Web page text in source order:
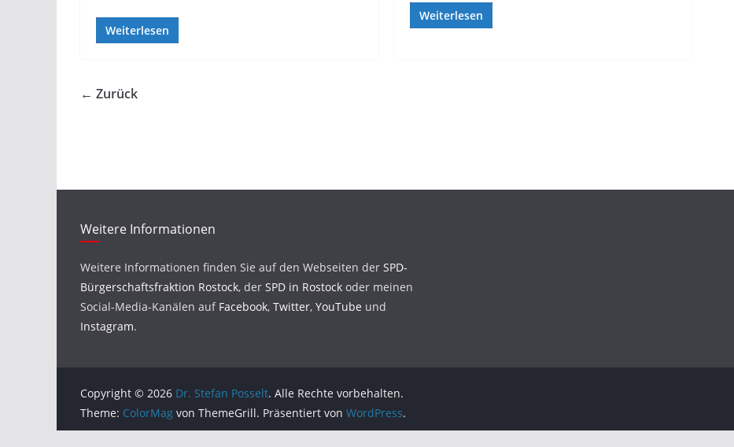
Weiterlesen
Weiterlesen
← Zurück
Weitere Informationen
Weitere Informationen finden Sie auf den Webseiten der SPD-
Bürgerschaftsfraktion Rostock, der SPD in Rostock oder meinen
Social-Media-Kanälen auf Facebook, Twitter, YouTube und
Instagram.
Copyright © 2026 Dr. Stefan Posselt. Alle Rechte vorbehalten.
Theme: ColorMag von ThemeGrill. Präsentiert von WordPress.